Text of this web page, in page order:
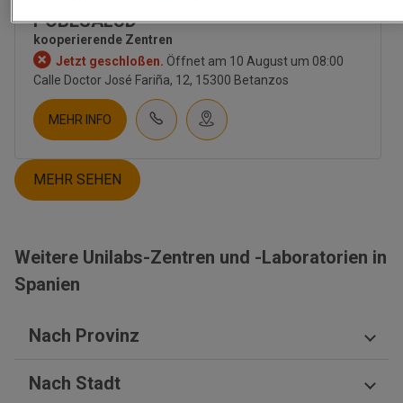
ÜBER UNS
KULTUR
BESCHÄFTIGUNG
INVESTOREN
NACHRICHTEN
BLOG
EMBARAZO | TEST PRENATAL
FRUCHTBARKEIT
SALUD MUJER
ERNÄHRUNG
DIGESTIVO
POBESALUD
kooperierende Zentren
Jetzt geschloßen. Öffnet am 10 August um 08:00
Calle Doctor José Fariña, 12, 15300 Betanzos
MEHR INFO
MEHR SEHEN
Weitere Unilabs-Zentren und -Laboratorien in
Spanien
Nach Provinz
Provinz Granada
Nach Stadt